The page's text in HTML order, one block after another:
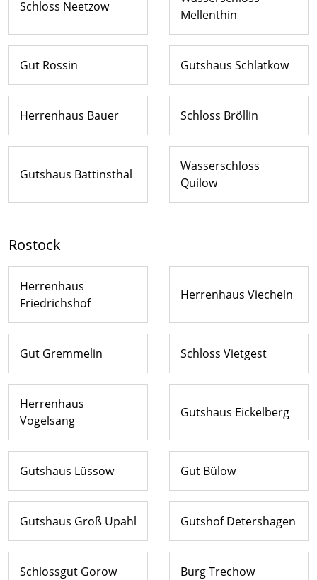
Schloss Neetzow
Mellenthin
Gut Rossin Gutshaus Schlatkow
Herrenhaus Bauer Schloss Bröllin
Gutshaus Battinsthal
Wasserschloss
Quilow
Rostock
Herrenhaus
Friedrichshof
Herrenhaus Viecheln
Gut Gremmelin Schloss Vietgest
Herrenhaus
Vogelsang
Gutshaus Eickelberg
Gutshaus Lüssow Gut Bülow
Gutshaus Groß Upahl Gutshof Detershagen
Schlossgut Gorow Burg Trechow